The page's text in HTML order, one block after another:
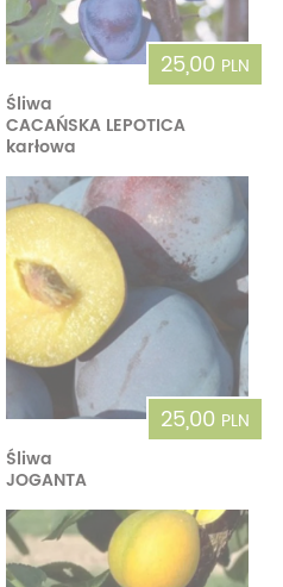
25,00 PLN
Śliwa
CACAŃSKA LEPOTICA
karłowa
25,00 PLN
Śliwa
JOGANTA